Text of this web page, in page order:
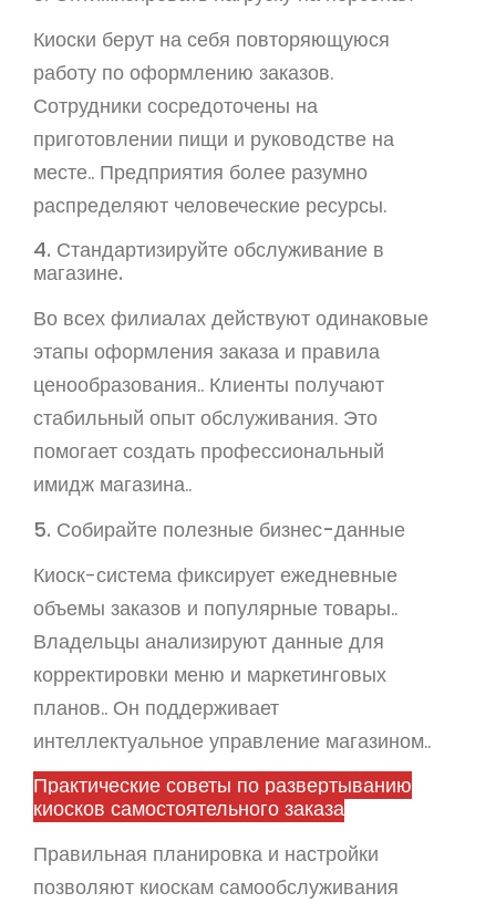
Киоски берут на себя повторяющуюся
работу по оформлению заказов.
Сотрудники сосредоточены на
приготовлении пищи и руководстве на
месте.. Предприятия более разумно
распределяют человеческие ресурсы.
4. Стандартизируйте обслуживание в
магазине.
Во всех филиалах действуют одинаковые
этапы оформления заказа и правила
ценообразования.. Клиенты получают
стабильный опыт обслуживания. Это
помогает создать профессиональный
имидж магазина..
5. Собирайте полезные бизнес-данные
Киоск-система фиксирует ежедневные
объемы заказов и популярные товары..
Владельцы анализируют данные для
корректировки меню и маркетинговых
планов.. Он поддерживает
интеллектуальное управление магазином..
Практические советы по развертыванию
киосков самостоятельного заказа
Правильная планировка и настройки
позволяют киоскам самообслуживания